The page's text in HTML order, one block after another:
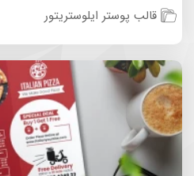
قالب پوستر ایلوستریتور